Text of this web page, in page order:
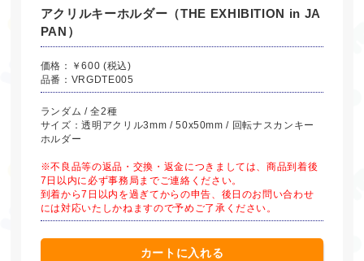
アクリルキーホルダー（THE EXHIBITION in JA
PAN）
価格：￥600 (税込)
品番：VRGDTE005
ランダム / 全2種
サイズ：透明アクリル3mm / 50x50mm / 回転ナスカンキー
ホルダー
※不良品等の返品・交換・返金につきましては、商品到着後
7日以内に必ず事務局までご連絡ください。
到着から7日以内を過ぎてからの申告、後日のお問い合わせ
には対応いたしかねますので予めご了承ください。
カートに入れる